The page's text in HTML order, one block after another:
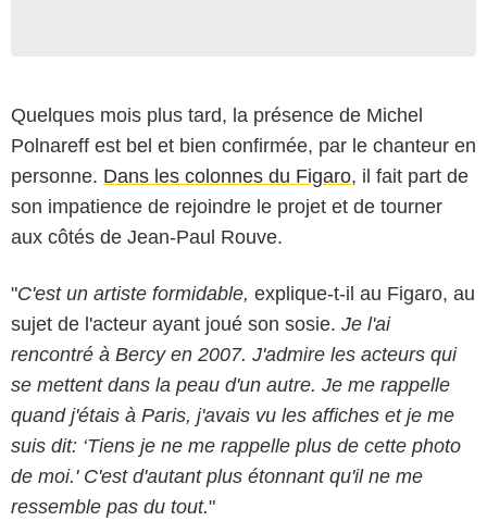
Quelques mois plus tard, la présence de Michel
Polnareff est bel et bien confirmée, par le chanteur en
personne. Dans les colonnes du Figaro, il fait part de
son impatience de rejoindre le projet et de tourner
aux côtés de Jean-Paul Rouve.
"C'est un artiste formidable, explique-t-il au Figaro, au
sujet de l'acteur ayant joué son sosie. Je l'ai
rencontré à Bercy en 2007. J'admire les acteurs qui
se mettent dans la peau d'un autre. Je me rappelle
quand j'étais à Paris, j'avais vu les affiches et je me
suis dit: ‘Tiens je ne me rappelle plus de cette photo
de moi.' C'est d'autant plus étonnant qu'il ne me
ressemble pas du tout."